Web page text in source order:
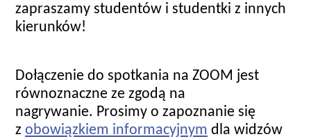
zapraszamy studentów i studentki z innych
kierunków!
Dołączenie do spotkania na ZOOM jest
równoznaczne ze zgodą na
nagrywanie. Prosimy o zapoznanie się
z obowiązkiem informacyjnym dla widzów